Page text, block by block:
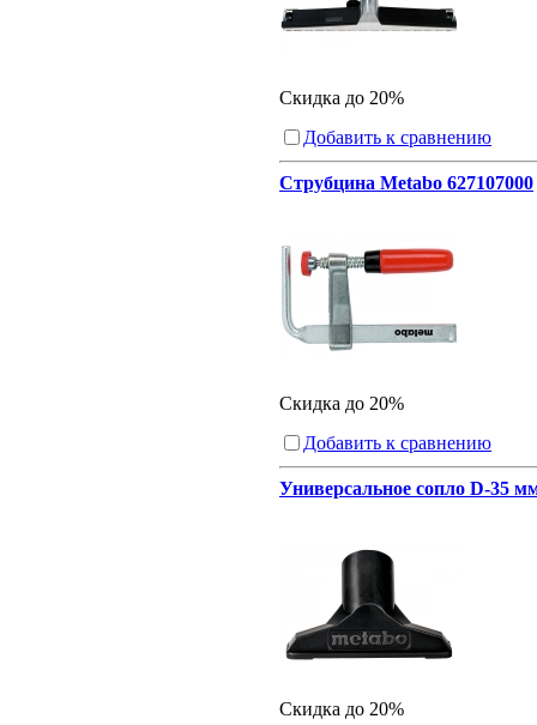
Скидка до 20%
Добавить к сравнению
Струбцина Metabo 627107000
Скидка до 20%
Добавить к сравнению
Универсальное сопло D-35
Скидка до 20%